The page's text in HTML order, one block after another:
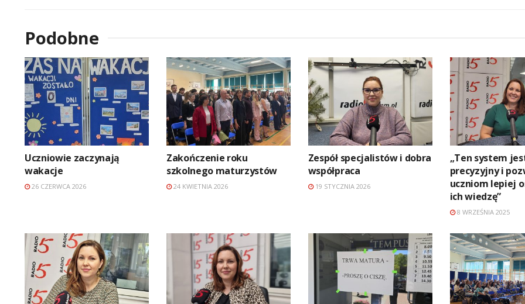
Podobne
Uczniowie zaczynają
wakacje
26 CZERWCA 2026
Zakończenie roku
szkolnego maturzystów
24 KWIETNIA 2026
Zespół specjalistów i dobra
współpraca
19 STYCZNIA 2026
„Ten system
precyzyjny i
uczniom lepiej
ich wiedzę”
8 WRZEŚNIA 2025